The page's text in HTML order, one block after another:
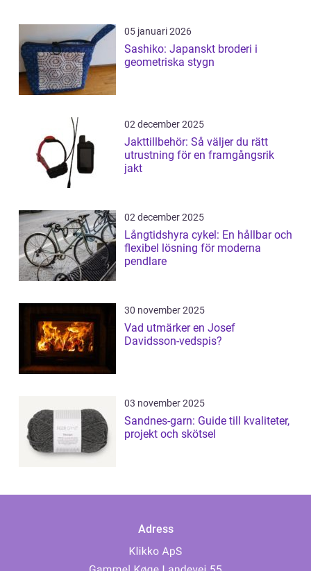
05 januari 2026
Sashiko: Japanskt broderi i
geometriska stygn
02 december 2025
Jakttillbehör: Så väljer du rätt
utrustning för en framgångsrik
jakt
02 december 2025
Långtidshyra cykel: En hållbar och
flexibel lösning för moderna
pendlare
30 november 2025
Vad utmärker en Josef
Davidsson-vedspis?
03 november 2025
Sandnes-garn: Guide till kvaliteter,
projekt och skötsel
Adress